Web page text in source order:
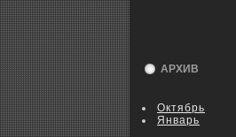
АРХИВ
Октябрь
Январь